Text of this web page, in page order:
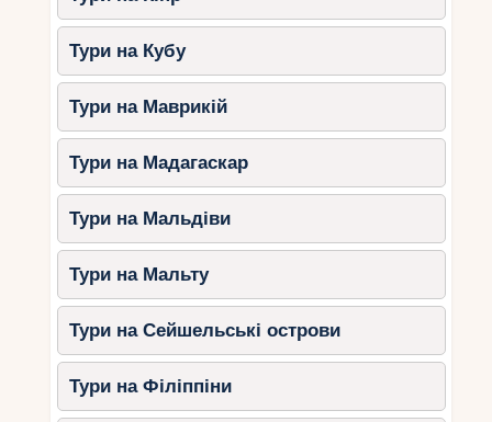
Тури на Кубу
Тури на Маврикій
Тури на Мадагаскар
Тури на Мальдіви
Тури на Мальту
Тури на Сейшельські острови
Тури на Філіппіни